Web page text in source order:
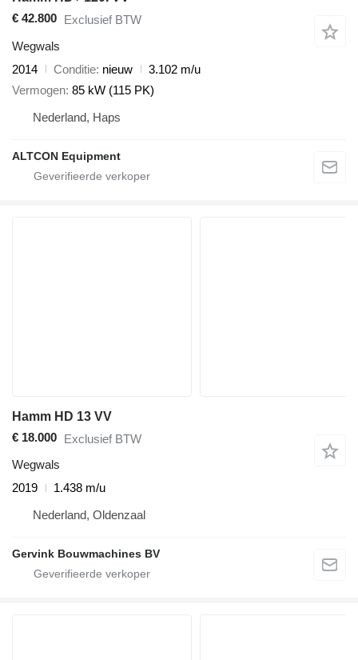
€ 42.800 Exclusief BTW
Wegwals
2014
Conditie nieuw
3.102 m/u
Vermogen 85 kW (115 PK)
Nederland, Haps
ALTCON Equipment
Hamm HD 13 VV
€ 18.000 Exclusief BTW
Wegwals
2019
1.438 m/u
Nederland, Oldenzaal
Gervink Bouwmachines BV